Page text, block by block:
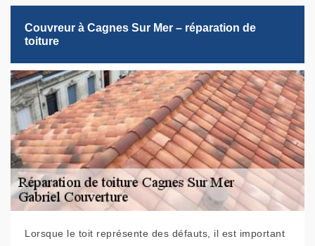
Couvreur à Cagnes Sur Mer – réparation de
toiture
Lorsque le toit représente des défauts, il est important